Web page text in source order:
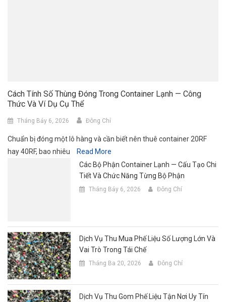
Cách Tính Số Thùng Đóng Trong Container Lạnh — Công
Thức Và Ví Dụ Cụ Thể
Tháng Bảy 6, 2026 Đông Chí
Chuẩn bị đóng một lô hàng và cần biết nên thuê container 20RF
hay 40RF, bao nhiêu
Read More
Các Bộ Phận Container Lạnh — Cấu Tạo Chi
Tiết Và Chức Năng Từng Bộ Phận
Tháng Bảy 6, 2026 Đông Chí
Dịch Vụ Thu Mua Phế Liệu Số Lượng Lớn Và
Vai Trò Trong Tái Chế
Tháng Ba 20, 2026 Đông Chí
Dịch Vụ Thu Gom Phế Liệu Tận Nơi Uy Tín